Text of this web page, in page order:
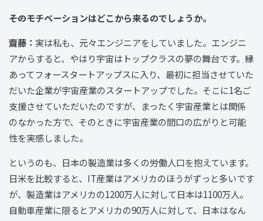
――そのモチベーションはどこから来るのでしょうか。
齋藤： 実は私も、元々エンジニアをしていました。エンジニ
アからすると、やはり宇宙はトップクラスの夢の舞台です。縁
あってフォースタートアップスに入り、最初に担当させていた
だいた企業が宇宙産業のスタートアップでした。そこに1名ご
支援させていただいたのですが、まったく宇宙産業とは関係
のなかった方で、そのときに宇宙産業の間口の広がりと可能
性を実感しました。
というのも、日本の製造業は多くの労働人口を抱えています。
日米を比較すると、IT産業はアメリカのほうがずっと多いです
が、製造業はアメリカの1200万人に対して日本は1100万人。
自動車産業に限るとアメリカの90万人に対して、日本はなん